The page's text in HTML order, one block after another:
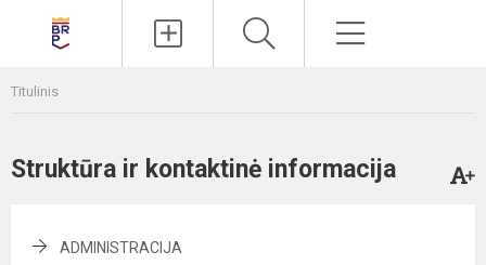
Titulinis
Struktūra ir kontaktinė informacija
ADMINISTRACIJA